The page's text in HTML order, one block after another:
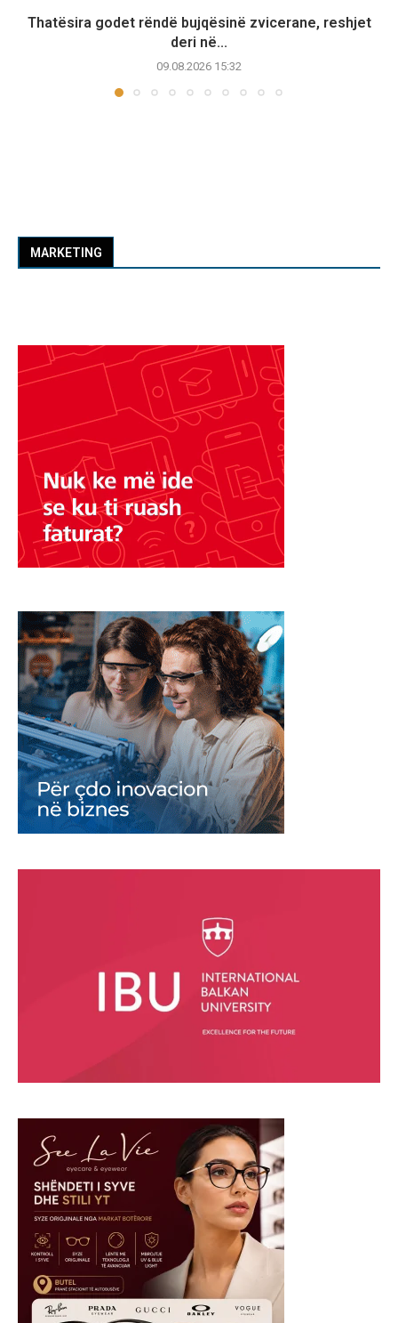
Thatësira godet rëndë bujqësinë zvicerane, reshjet
deri në...
09.08.2026 15:32
MARKETING